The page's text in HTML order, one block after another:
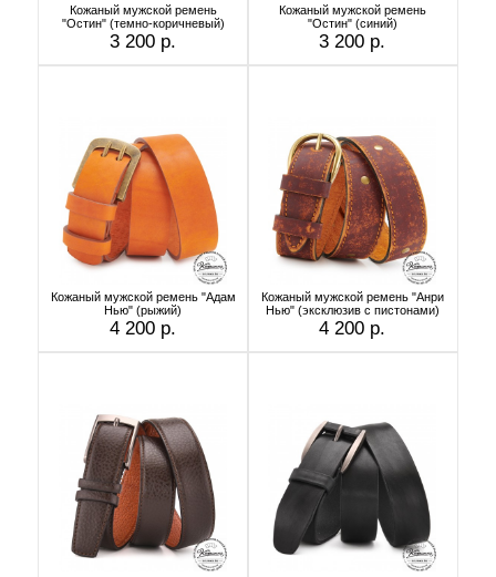
Кожаный мужской ремень
"Остин" (темно-коричневый)
3 200 р.
Кожаный мужской ремень
"Остин" (синий)
3 200 р.
Кожаный мужской ремень "Адам
Нью" (рыжий)
4 200 р.
Кожаный мужской ремень "Анри
Нью" (эксклюзив с пистонами)
4 200 р.